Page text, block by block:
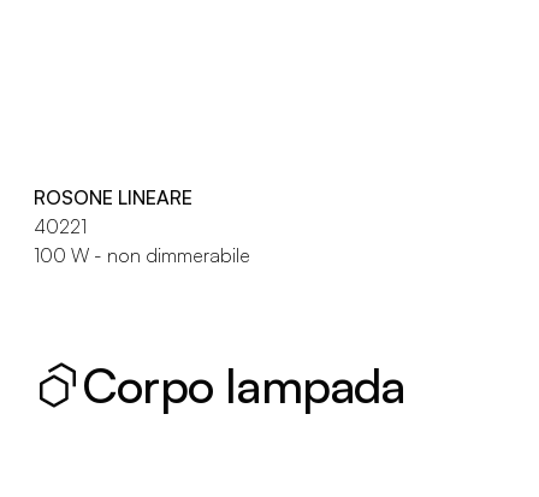
ROSONE LINEARE
40221
100 W - non dimmerabile
Corpo lampada